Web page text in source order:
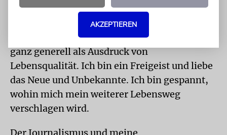
Wenn ich in die Synagoge gehen möchte,
habe ich in Berlin eine gute Auswahl vor der
Haustür. Viele Optionen zu haben, erachte ich
ganz generell als Ausdruck von
Lebensqualität. Ich bin ein Freigeist und liebe
das Neue und Unbekannte. Ich bin gespannt,
wohin mich mein weiterer Lebensweg
verschlagen wird.
Der Journalismus und meine
AKZEPTIEREN